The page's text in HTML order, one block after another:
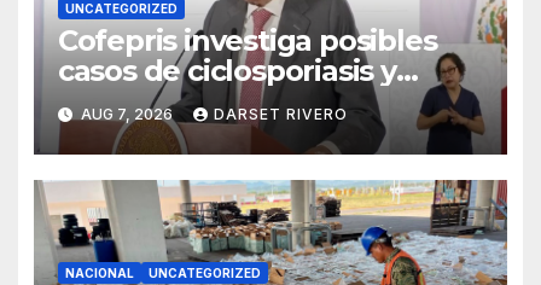
UNCATEGORIZED
Cofepris investiga posibles
casos de ciclosporiasis y
salmonelosis asociados a
alimentos mexicanos
AUG 7, 2026 DARSET RIVERO
NACIONAL UNCATEGORIZED